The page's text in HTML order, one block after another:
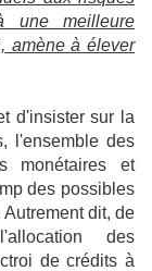
une meilleure
amène à élever
d'insister sur la
l'ensemble des
monétaires et
des possibles
dit, de
des
de crédits à